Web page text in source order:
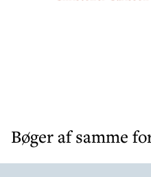
Bøger af samme